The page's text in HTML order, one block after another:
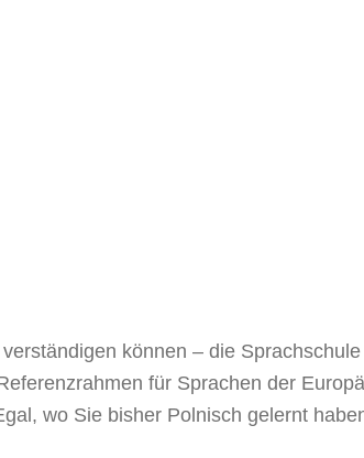
können – die
für Sprachen der
wo Sie bisher Polnisch gelernt